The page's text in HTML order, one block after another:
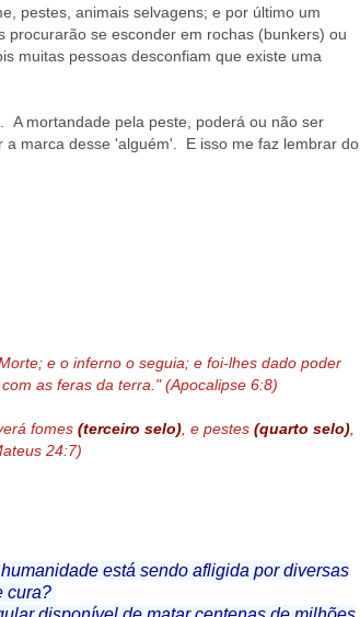
pestes, animais selvagens; e por último um
se esconder em rochas (bunkers) ou
muitas pessoas desconfiam que existe uma
A mortandade pela peste, poderá ou não ser
marca desse 'alguém'. E isso me faz lembrar do
e o inferno o seguia; e foi-lhes dado poder
com as feras da terra." (Apocalipse 6:8)
fomes (terceiro selo), e pestes (quarto selo),
24:7)
está sendo afligida por diversas
cura?